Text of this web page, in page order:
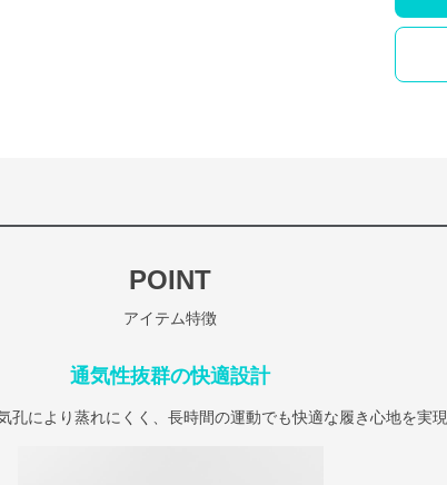
POINT
アイテム特徴
通気性抜群の快適設計
孔により蒸れにくく、長時間の運動でも快適な履き心地を実現